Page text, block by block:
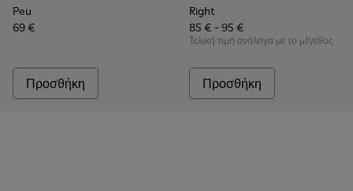
Peu
69 €
Προσθήκη
Right
85 € - 95 €
Τελική τιμή ανάλογα με το μέγεθος
Προσθήκη